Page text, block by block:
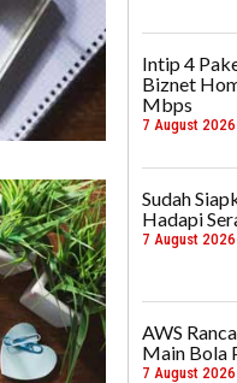
Intip 4
Biznet
Mbps
7 August
Sudah
Hadapi
7 August
AWS
Main Bola
7 August